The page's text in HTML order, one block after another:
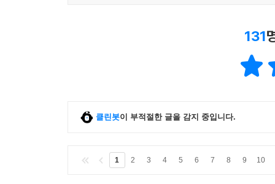
131
클린봇이 부적절한 글을 감지 중입니다.
1 2 3 4 5 6 7 8 9 10